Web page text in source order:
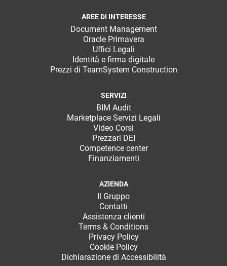
AREE DI INTERESSE
Document Management
Oracle Primavera
Uffici Legali
Identità e firma digitale
Prezzi di TeamSystem Construction
SERVIZI
BIM Audit
Marketplace Servizi Legali
Video Corsi
Prezzari DEI
Competence center
Finanziamenti
AZIENDA
Il Gruppo
Contatti
Assistenza clienti
Terms & Conditions
Privacy Policy
Cookie Policy
Dichiarazione di Accessibilità